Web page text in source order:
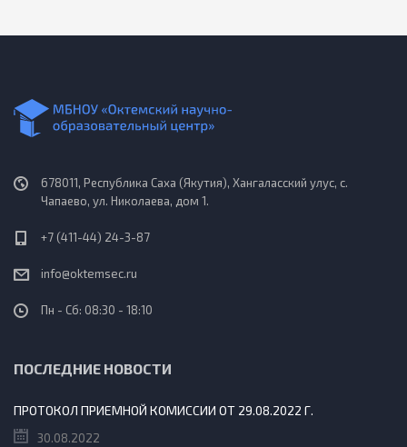
678011, Республика Саха (Якутия), Хангаласский улус, с.
Чапаево, ул. Николаева, дом 1.
+7 (411-44) 24-3-87
info@oktemsec.ru
Пн - Сб: 08:30 - 18:10
ПОСЛЕДНИЕ НОВОСТИ
ПРОТОКОЛ ПРИЕМНОЙ КОМИССИИ ОТ 29.08.2022 Г.
30.08.2022